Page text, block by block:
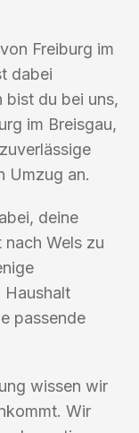
Freiburg im
dabei
bist du bei uns,
im Breisgau,
Umzug an.
deine
Wels zu
Haushalt
passende
wissen wir
Wir